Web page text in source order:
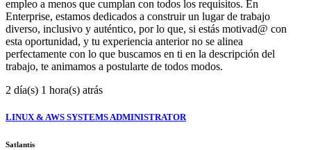
empleo a menos que cumplan con todos los requisitos. En
Enterprise, estamos dedicados a construir un lugar de trabajo
diverso, inclusivo y auténtico, por lo que, si estás motivad@ con
esta oportunidad, y tu experiencia anterior no se alinea
perfectamente con lo que buscamos en ti en la descripción del
trabajo, te animamos a postularte de todos modos.
2 día(s) 1 hora(s) atrás
LINUX & AWS SYSTEMS ADMINISTRATOR
Satlantis